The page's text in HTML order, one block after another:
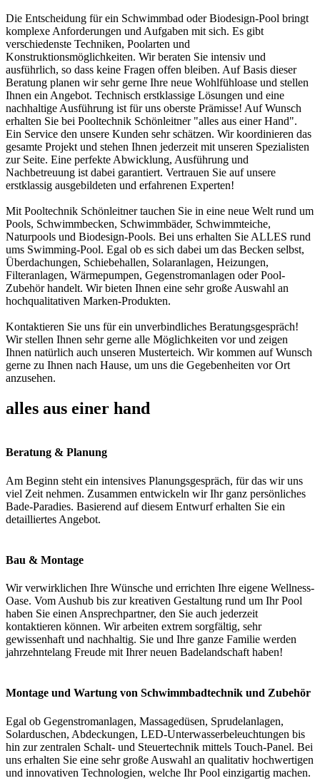
Die Entscheidung für ein Schwimmbad oder Biodesign-Pool bringt
komplexe Anforderungen und Aufgaben mit sich. Es gibt
verschiedenste Techniken, Poolarten und
Konstruktionsmöglichkeiten. Wir beraten Sie intensiv und
ausführlich, so dass keine Fragen offen bleiben. Auf Basis dieser
Beratung planen wir sehr gerne Ihre neue Wohlfühloase und stellen
Ihnen ein Angebot. Technisch erstklassige Lösungen und eine
nachhaltige Ausführung ist für uns oberste Prämisse! Auf Wunsch
erhalten Sie bei Pooltechnik Schönleitner "alles aus einer Hand".
Ein Service den unsere Kunden sehr schätzen. Wir koordinieren das
gesamte Projekt und stehen Ihnen jederzeit mit unseren Spezialisten
zur Seite. Eine perfekte Abwicklung, Ausführung und
Nachbetreuung ist dabei garantiert. Vertrauen Sie auf unsere
erstklassig ausgebildeten und erfahrenen Experten!
Mit Pooltechnik Schönleitner tauchen Sie in eine neue Welt rund um
Pools, Schwimmbecken, Schwimmbäder, Schwimmteiche,
Naturpools und Biodesign-Pools. Bei uns erhalten Sie ALLES rund
ums Swimming-Pool. Egal ob es sich dabei um das Becken selbst,
Überdachungen, Schiebehallen, Solaranlagen, Heizungen,
Filteranlagen, Wärmepumpen, Gegenstromanlagen oder Pool-
Zubehör handelt. Wir bieten Ihnen eine sehr große Auswahl an
hochqualitativen Marken-Produkten.
Kontaktieren Sie uns für ein unverbindliches Beratungsgespräch!
Wir stellen Ihnen sehr gerne alle Möglichkeiten vor und zeigen
Ihnen natürlich auch unseren Musterteich. Wir kommen auf Wunsch
gerne zu Ihnen nach Hause, um uns die Gegebenheiten vor Ort
anzusehen.
alles aus einer hand
Beratung & Planung
Am Beginn steht ein intensives Planungsgespräch, für das wir uns
viel Zeit nehmen. Zusammen entwickeln wir Ihr ganz persönliches
Bade-Paradies. Basierend auf diesem Entwurf erhalten Sie ein
detailliertes Angebot.
Bau & Montage
Wir verwirklichen Ihre Wünsche und errichten Ihre eigene Wellness-
Oase. Vom Aushub bis zur kreativen Gestaltung rund um Ihr Pool
haben Sie einen Ansprechpartner, den Sie auch jederzeit
kontaktieren können. Wir arbeiten extrem sorgfältig, sehr
gewissenhaft und nachhaltig. Sie und Ihre ganze Familie werden
jahrzehntelang Freude mit Ihrer neuen Badelandschaft haben!
Montage und Wartung von Schwimmbadtechnik und Zubehör
Egal ob Gegenstromanlagen, Massagedüsen, Sprudelanlagen,
Solarduschen, Abdeckungen, LED-Unterwasserbeleuchtungen bis
hin zur zentralen Schalt- und Steuertechnik mittels Touch-Panel. Bei
uns erhalten Sie eine sehr große Auswahl an qualitativ hochwertigen
und innovativen Technologien, welche Ihr Pool einzigartig machen.